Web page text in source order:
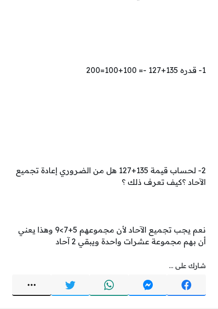
1- قدره 135+127 -= 100+100=200
2- لحساب قيمة 135+127 هل من الضروري إعادة تجميع
الآحاد ؟كيف تعرف ذلك ؟
نعم يجب تجميع الآحاد لأن مجموعهم 5+7>9 وهذا يعني
أن بهم مجموعة عشرات واحدة ويبقي 2 آحاد
شارك على ...